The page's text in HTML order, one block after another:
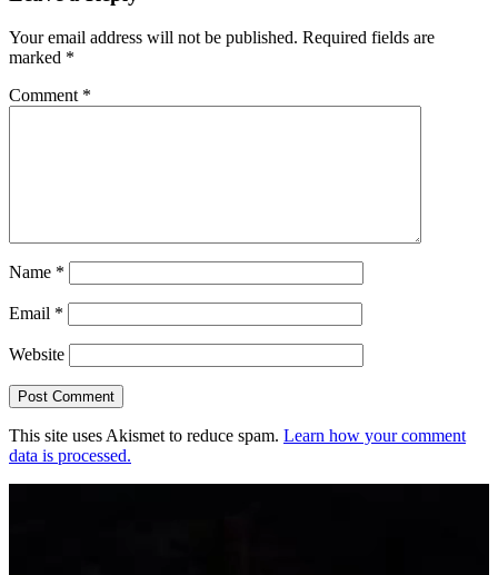
Your email address will not be published. Required fields are
marked *
Comment *
Name *
Email *
Website
This site uses Akismet to reduce spam. Learn how your comment
data is processed.